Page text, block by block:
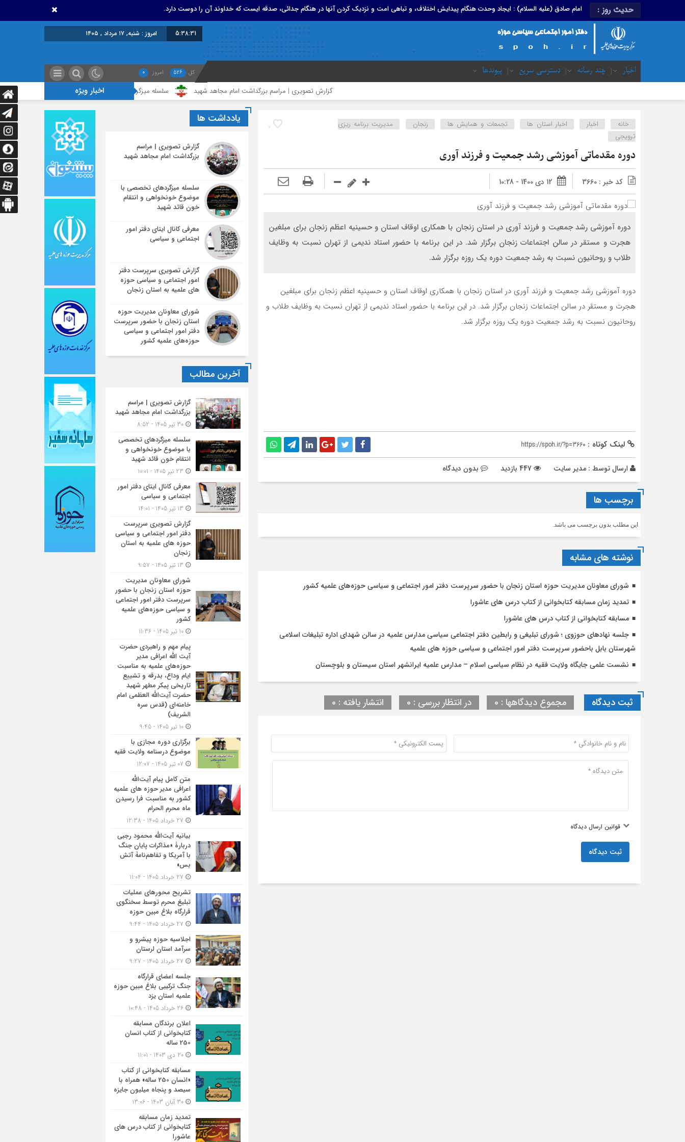
حدیث روز : امام صادق (علیه السلام) : ایجاد وحدت هنگام پیدایش اختلاف، و تباهی امت و نزدیک کردن آنها در هنگام جدائی، صدقه ایست که خداوند آن را دوست دارد.
5:38:31 امروز : شنبه, ۱۷ مرداد , ۱۴۰۵
اخبار چند رسانه دسترسی سریع پیوندها کل 526 امروز 0
اخبار ویژه گزارش تصویری | مراسم بزرگداشت امام مجاهد شهید سلسله میزگردهای تخصصی با موضوع خونخواهی و انتقام خون قائد شهید
0 خانه اخبار اخبار استان ها تجمعات و همایش ها زنجان
مدیریت برنامه ریزی
ترویجی
دوره مقدماتی آموزشی رشد جمعیت و فرزند آوری
کد خبر : 3660 12 دی 1400 - 10:28
دوره آموزشی رشد جمعیت و فرزند آوری در استان زنجان با همکاری اوقاف استان و حسینیه اعظم زنجان برای مبلغین
هجرت و مستقر در سالن اجتماعات زنجان برگزار شد. در این برنامه با حضور استاد ندیمی از تهران نسبت به وظایف
طلاب و روحانیون نسبت به رشد جمعیت دوره یک روزه برگزار شد.
دوره آموزشی رشد جمعیت و فرزند آوری در استان زنجان با همکاری اوقاف استان و حسینیه اعظم زنجان برای مبلغین
هجرت و مستقر در سالن اجتماعات زنجان برگزار شد. در این برنامه با حضور استاد ندیمی از تهران نسبت به وظایف طلاب و
روحانیون نسبت به رشد جمعیت دوره یک روزه برگزار شد.
لینک کوتاه : https://spoh.ir/?p=3660
ارسال توسط : مدیر سایت بدون دیدگاه
برچسب ها
این مطلب بدون برچسب می باشد.
نوشته های مشابه
شورای معاونان مدیریت حوزه استان زنجان با حضور سرپرست دفتر امور اجتماعی و سیاسی حوزه‌های علمیه کشور
تمدید زمان مسابقه کتابخوانی از کتاب درس های عاشورا
مسابقه کتابخوانی از کتاب درس های عاشورا
جلسه نهادهای حوزوی ؛ شورای تبلیغی و رابطین دفتر اجتماعی سیاسی مدارس علمیه در سالن شهدای اداره تبلیغات اسلامی
شهرستان بابل باحضور سرپرست دفتر امور اجتماعی و سیاسی حوزه های علمیه
نشست علمی جایگاه ولایت فقیه در نظام سیاسی اسلام – مدارس علمیه ایرانشهر استان سیستان و بلوچستان
ثبت دیدگاه مجموع دیدگاهها : 0 در انتظار بررسی : 0 انتشار یافته : 0
قوانین ارسال دیدگاه
ثبت دیدگاه
یادداشت ها
گزارش تصویری | مراسم
بزرگداشت امام مجاهد شهید
سلسله میزگردهای تخصصی با
موضوع خونخواهی و انتقام
خون قائد شهید
معرفی کانال ایتای دفتر امور
اجتماعی و سیاسی
گزارش تصویری سرپرست دفتر
امور اجتماعی و سیاسی حوزه
های علمیه به استان زنجان
شورای معاونان مدیریت حوزه
استان زنجان با حضور سرپرست
دفتر امور اجتماعی و سیاسی
حوزه‌های علمیه کشور
آخرین مطالب
گزارش تصویری | مراسم
بزرگداشت امام مجاهد شهید
سلسله میزگردهای تخصصی
با موضوع خونخواهی و
انتقام خون قائد شهید
معرفی کانال ایتای دفتر امور
اجتماعی و سیاسی
گزارش تصویری سرپرست
دفتر امور اجتماعی و سیاسی
حوزه های علمیه به استان
زنجان
شورای معاونان مدیریت
حوزه استان زنجان با حضور
سرپرست دفتر امور اجتماعی
و سیاسی حوزه‌های علمیه
کشور
پیام مهم و راهبردی حضرت
آیت الله اعرافی مدیر
حوزه‌های علمیه به مناسبت
ایام وداع، بدرقه و تشییع
تاریخی پیکر مطهر شهید
حضرت آیت‌الله العظمی امام
خامنه‌ای (قدس سره
الشریف)
برگزاری دوره مجازی با
موضوع درسنامه ولایت فقیه
متن کامل پیام آیت‌الله
اعرافی مدیر حوزه های علمیه
کشور به مناسبت فرا رسیدن
ماه محرم الحرام
بیانیه آیت‌الله محمود رجبی
دربارۀ «مذاکرات پایان جنگ
با آمریکا و تفاهم‌نامۀ آتش
بس»
تشریح محورهای عملیات
تبلیغ محرم توسط سخنگوی
قرارگاه بلاغ مبین حوزه
اجلاسیه حوزه پیشرو و
سرآمد استان لرستان
جلسه اعضای قرارگاه
جنگ ترکیبی بلاغ مبین حوزه
علمیه استان یزد
اعلان برندگان مسابقه
کتابخوانی از کتاب انسان
250 ساله
مسابقه کتاب‎خوانی از کتاب
«انسان 250 ساله» همراه با
سیصد و پنجاه میلیون جایزه
تمدید زمان مسابقه
کتابخوانی از کتاب درس های
عاشورا